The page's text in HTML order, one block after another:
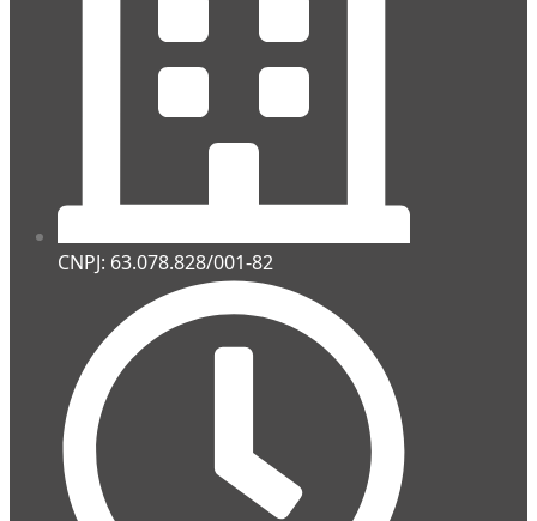
CNPJ: 63.078.828/001-82